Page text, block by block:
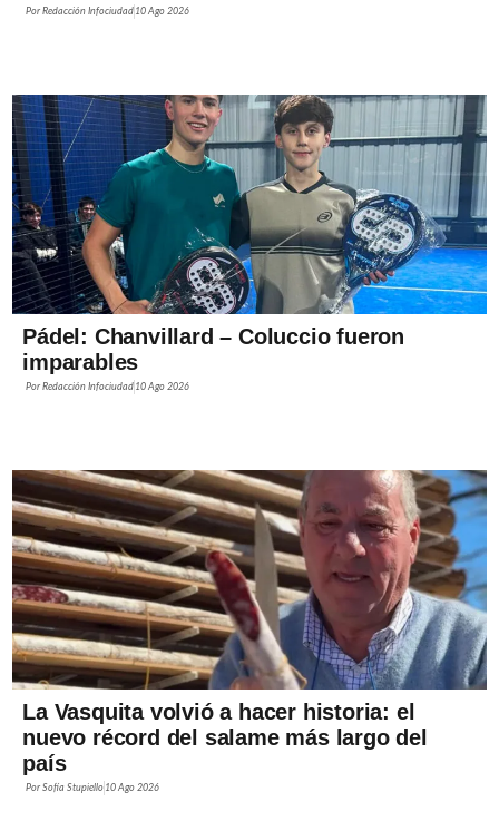
PorRedacción Infociudad 10 Ago 2026
Pádel: Chanvillard – Coluccio fueron
imparables
PorRedacción Infociudad 10 Ago 2026
La Vasquita volvió a hacer historia: el
nuevo récord del salame más largo del
país
PorSofía Stupiello 10 Ago 2026